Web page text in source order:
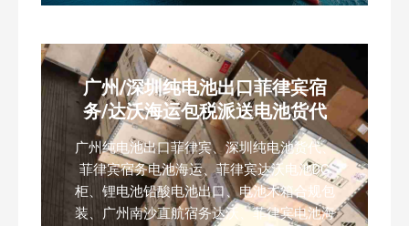
广州/深圳纯电池出口菲律宾宿
务/达沃海运包税派送电池货代
广州纯电池出口菲律宾、深圳纯电池货代、
菲律宾宿务电池海运、菲律宾达沃电池DG
柜、锂电池铅酸电池出口、电池木箱合规包
装、广州南沙直航宿务达沃、菲律宾电池海